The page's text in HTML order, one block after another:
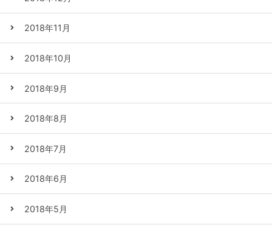
2018年11月
2018年10月
2018年9月
2018年8月
2018年7月
2018年6月
2018年5月